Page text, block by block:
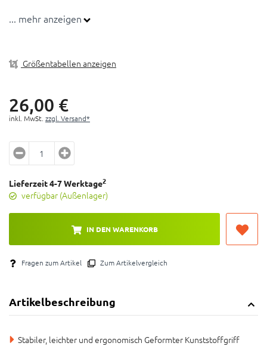
Faltbares Multi-Funktionstool mit 8 Werkzeugen
Hitzebehandelter Stahl
T25 Innensechsrund
Gewicht: ca. 110g
... mehr anzeigen
Größentabellen anzeigen
26,00 €
inkl. MwSt. zzgl. Versand*
Lieferzeit 4-7 Werktage2
verfügbar (Außenlager)
IN DEN WARENKORB
Fragen zum Artikel Zum Artikelvergleich
Artikelbeschreibung
Stabiler, leichter und ergonomisch Geformter Kunststoffgriff